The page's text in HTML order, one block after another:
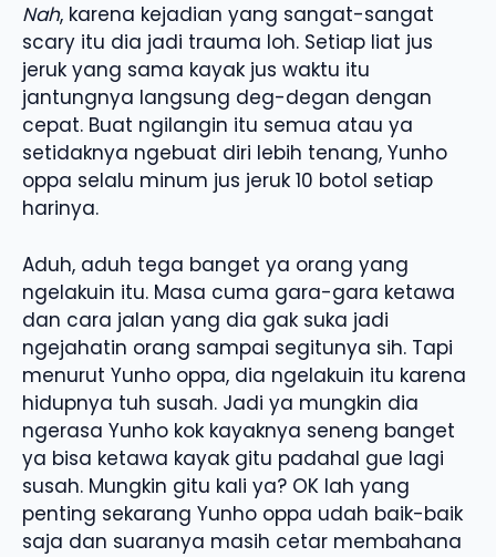
Nah, karena kejadian yang sangat-sangat
scary itu dia jadi trauma loh. Setiap liat jus
jeruk yang sama kayak jus waktu itu
jantungnya langsung deg-degan dengan
cepat. Buat ngilangin itu semua atau ya
setidaknya ngebuat diri lebih tenang, Yunho
oppa selalu minum jus jeruk 10 botol setiap
harinya.
Aduh, aduh tega banget ya orang yang
ngelakuin itu. Masa cuma gara-gara ketawa
dan cara jalan yang dia gak suka jadi
ngejahatin orang sampai segitunya sih. Tapi
menurut Yunho oppa, dia ngelakuin itu karena
hidupnya tuh susah. Jadi ya mungkin dia
ngerasa Yunho kok kayaknya seneng banget
ya bisa ketawa kayak gitu padahal gue lagi
susah. Mungkin gitu kali ya? OK lah yang
penting sekarang Yunho oppa udah baik-baik
saja dan suaranya masih cetar membahana